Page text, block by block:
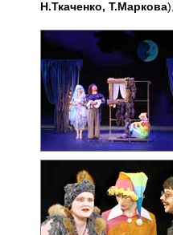
Н.Ткаченко, Т.Маркова